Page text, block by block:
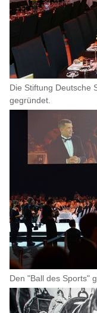
Die Stiftung Deutsche
gegründet.
Den "Ball des Sports"